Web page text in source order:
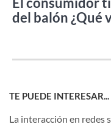
del balón ¿Qué
TE PUEDE INTERESAR...
La interacción en redes